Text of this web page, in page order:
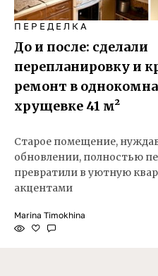
ПЕРЕДЕЛКА
До и после: сделали
перепланировку и
ремонт в
хрущевке 41 м²
Старое помещение,
обновлении, полностью
превратили в уютную
акцентами
Marina Timokhina